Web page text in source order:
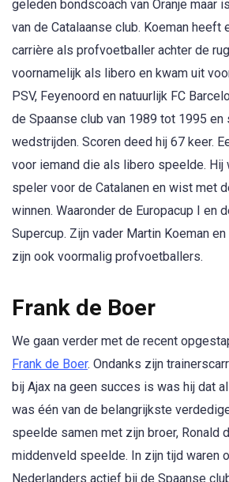
geleden bondscoach van Oranje maar
van de Catalaanse club. Koeman heeft
carrière als profvoetballer achter de
voornamelijk als libero en kwam uit
PSV, Feyenoord en natuurlijk FC
de Spaanse club van 1989 tot 1995 en
wedstrijden. Scoren deed hij 67 keer.
voor iemand die als libero speelde. Hij
speler voor de Catalanen en wist met
winnen. Waaronder de Europacup I en
Supercup. Zijn vader Martin Koeman
zijn ook voormalig profvoetballers.
Frank de Boer
We gaan verder met de recent
Frank de Boer. Ondanks zijn
bij Ajax na geen succes is was hij dat
was één van de belangrijkste
speelde samen met zijn broer, Ronald
middenveld speelde. In zijn tijd waren
Nederlanders actief bij de Spaanse